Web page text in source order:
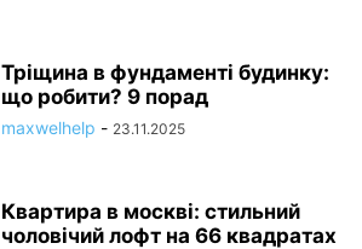
Тріщина в фундаменті будинку:
що робити? 9 порад
maxwelhelp - 23.11.2025
Квартира в москві: стильний
чоловічий лофт на 66 квадратах